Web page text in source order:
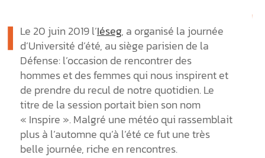
Le 20 juin 2019 l’Iéseg, a organisé la journée
d’Université d’été, au siège parisien de la
Défense: l’occasion de rencontrer des
hommes et des femmes qui nous inspirent et
de prendre du recul de notre quotidien. Le
titre de la session portait bien son nom
« Inspire ». Malgré une météo qui rassemblait
plus à l’automne qu’à l’été ce fut une très
belle journée, riche en rencontres.